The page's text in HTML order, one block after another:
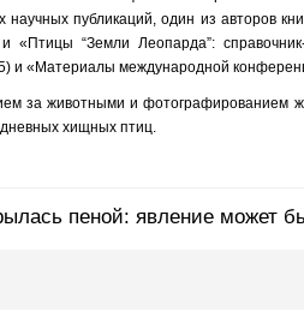
научных публикаций, один из авторов
“Земли Леопарда”:
и «Материалы международной
за животными и
хищных птиц.
пеной: явление может